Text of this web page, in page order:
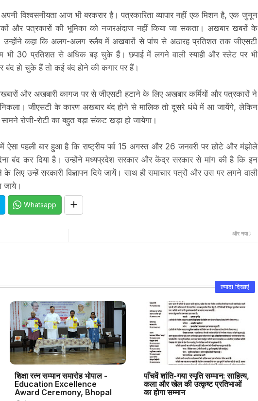
विश्वसनीयता आज भी बरकरार है। पत्रकारिता व्यापार नहीं एक मिशन है, एक जुनून
और पत्रकारों की भूमिका को नजरअंदाज नहीं किया जा सकता। अखबार खबरों के
उन्होंने कहा कि अलग-अलग स्लैब में अखबारों से पांच से अठारह प्रतिशत तक जीएसटी
भी 30 प्रतिशत से अधिक बढ़ चुके हैं। छपाई में लगने वाली स्याही और स्लेट पर भी
बंद हो चुके हैं तो कई बंद होने की कगार पर हैं।
और अखबारी कागज पर से जीएसटी हटाने के लिए अखबार कर्मियों और पत्रकारों ने
निकला। जीएसटी के कारण अखबार बंद होने से मालिक तो दूसरे धंधे में आ जायेंगे, लेकिन
रोजी-रोटी का बहुत बड़ा संकट खड़ा हो जायेगा।
ऐसा पहली बार हुआ है कि राष्ट्रीय पर्व 15 अगस्त और 26 जनवरी पर छोटे और मंझोले
बंद कर दिया है। उन्होंने मध्यप्रदेश सरकार और केंद्र सरकार से मांग की है कि इन
के लिए उन्हें सरकारी विज्ञापन दिये जायें। साथ ही समाचार पत्रों और उस पर लगने वाली
जाये।
Whatsapp
और नया
ज़्यादा दिखाएं
शिक्षा रत्न सम्मान समारोह भोपाल -
Education Excellence
Award Ceremony, Bhopal
पाँचवें शांति-गया स्मृति सम्मान: साहित्य,
कला और खेल की उत्कृष्ट प्रतिभाओं
का होगा सम्मान